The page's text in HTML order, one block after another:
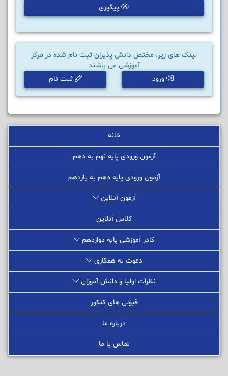
پیگیری
لینک های زیر، مختص دانش پذیران ثبت نام شده در مرکز
آموزشی می باشند
ورود
ثبت نام
خانه
آزمون ورودی پایه نهم به دهم
آزمون ورودی پایه دهم به یازدهم
آزمون آنلاین
کلاس آنلاین
کادر آموزشی پایه دوازدهم
دعوت به همکاری
نظرات اولیا و دانش آموزان
قبولی های کنکور
درباره ما
تماس با ما